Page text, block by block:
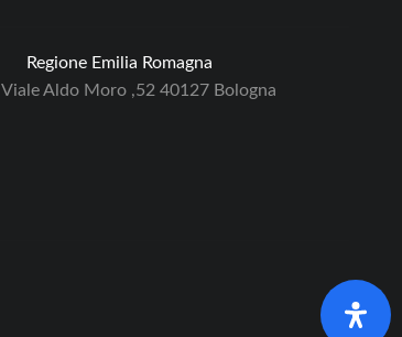
Regione Emilia Romagna
Viale Aldo Moro ,52 40127 Bologna